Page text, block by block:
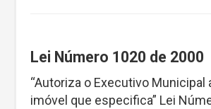
Lei Número 1020 de 2000
“Autoriza o Executivo Municipal
imóvel que especifica” Lei